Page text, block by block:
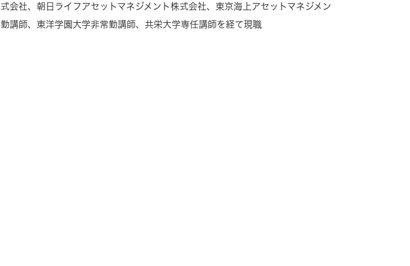
社、朝日ライフアセットマネジメント株式会社、東京海上アセットマネジメン
講師、東洋学園大学非常勤講師、共栄大学専任講師を経て現職